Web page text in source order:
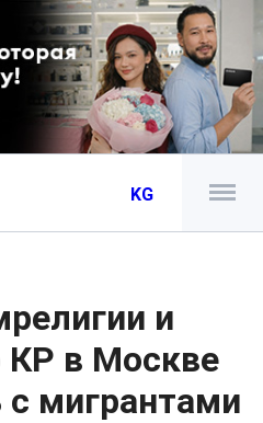
KG
и
КР в Москве
с мигрантами